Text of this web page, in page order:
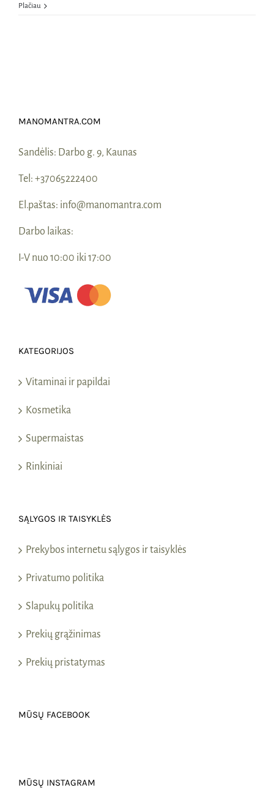
Plačiau
MANOMANTRA.COM
Sandėlis: Darbo g. 9, Kaunas
Tel: +37065222400
El.paštas: info@manomantra.com
Darbo laikas:
I-V nuo 10:00 iki 17:00
KATEGORIJOS
Vitaminai ir papildai
Kosmetika
Supermaistas
Rinkiniai
SĄLYGOS IR TAISYKLĖS
Prekybos internetu sąlygos ir taisyklės
Privatumo politika
Slapukų politika
Prekių grąžinimas
Prekių pristatymas
MŪSŲ FACEBOOK
MŪSŲ INSTAGRAM